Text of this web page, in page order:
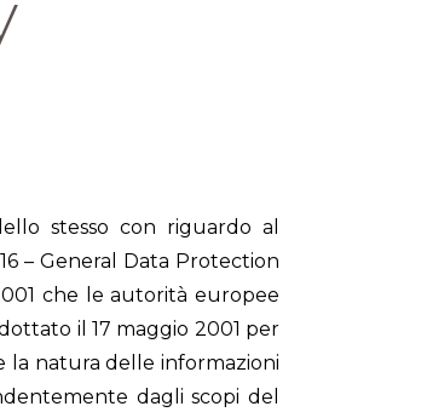
stesso con riguardo al
– General Data Protection
che le autorità europee
il 17 maggio 2001 per
la natura delle informazioni
dagli scopi del